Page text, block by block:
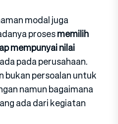
modal juga
prosesmemilih
mempunyai nilai
pada perusahaan.
bukan persoalan untuk
namun bagaimana
ada dari kegiatan